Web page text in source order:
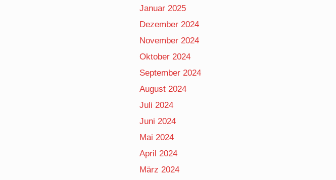
Januar 2025
Dezember 2024
November 2024
Oktober 2024
September 2024
August 2024
Juli 2024
Juni 2024
Mai 2024
April 2024
März 2024